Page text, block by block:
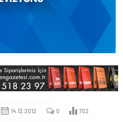
14.12.2012 0 702